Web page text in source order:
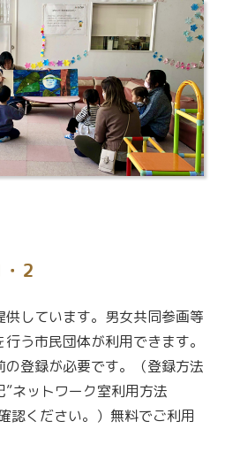
2
しています。男女共同参画等
う市民団体が利用できます。
登録が必要です。（登録方法
ネットワーク室利用方法
認ください。）無料でご利用